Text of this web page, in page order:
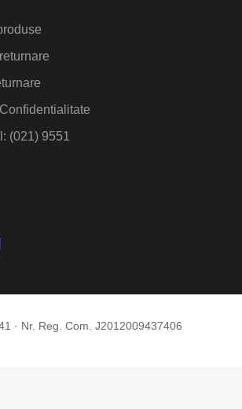
(021) 9551
· Nr. Reg. Com. J2012009437406